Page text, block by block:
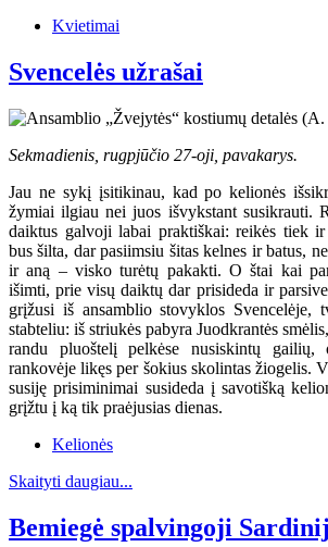
Kvietimai
Svencelės užrašai
Sekmadienis, rugpjūčio 27-oji, pavakarys.
Jau ne sykį įsitikinau, kad po kelionės
žymiai ilgiau nei juos išvykstant susikrauti.
daiktus galvoji labai praktiškai: reikės tiek
bus šilta, dar pasiimsiu šitas kelnes ir batus,
ir aną – visko turėtų pakakti. O štai kai
išimti, prie visų daiktų dar prisideda ir
grįžusi iš ansamblio stovyklos Svencelėje,
stabteliu: iš striukės pabyra Juodkrantės
randu pluoštelį pelkėse nusiskintų
rankovėje likęs per šokius skolintas žiogelis.
susiję prisiminimai susideda į savotišką
grįžtu į ką tik praėjusias dienas.
Kelionės
Skaityti daugiau...
Bemiegė spalvingoji